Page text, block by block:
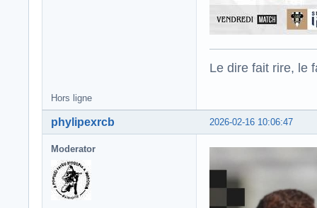
Le dire fait rire, le
Hors ligne
2026-02-16 10:06:47
phylipexrcb
Moderator